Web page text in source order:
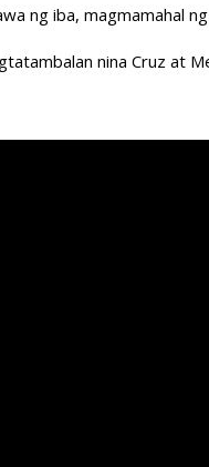
ng iba, magmamahal
nina Cruz at